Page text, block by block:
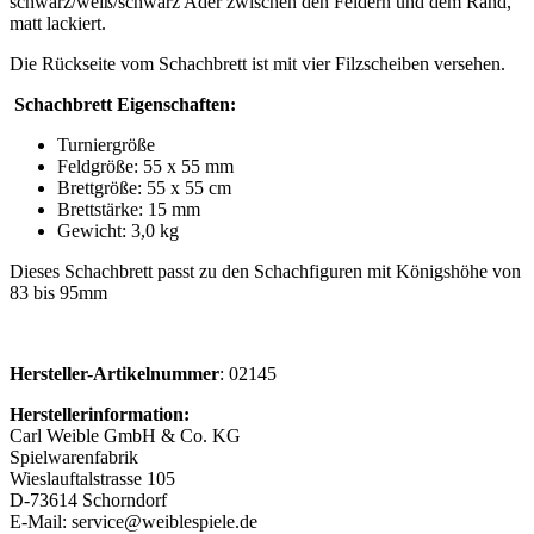
matt lackiert.
Die Rückseite vom Schachbrett ist mit vier Filzscheiben versehen.
Schachbrett Eigenschaften:
Turniergröße
Feldgröße: 55 x 55 mm
Brettgröße: 55 x 55 cm
Brettstärke: 15 mm
Gewicht: 3,0 kg
Dieses Schachbrett passt zu den Schachfiguren mit Königshöhe von
83 bis 95mm
Hersteller-Artikelnummer: 02145
Herstellerinformation:
Carl Weible GmbH & Co. KG
Spielwarenfabrik
Wieslauftalstrasse 105
D-73614 Schorndorf
E-Mail: service@weiblespiele.de